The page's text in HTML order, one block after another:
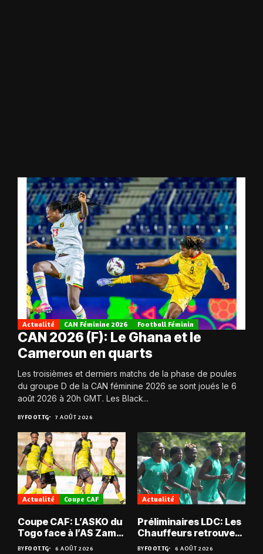
Actualité CAN Féminine 2026 Football Féminin
CAN 2026 (F): Le Ghana et le
Cameroun en quarts
Les troisièmes et derniers matchs de la phase de poules
du groupe D de la CAN féminine 2026 se sont joués le 6
août 2026 à 20h GMT. Les Black...
BYFOOT.TG 7 AOÛT 2026
Actualité Coupe CAF
Coupe CAF: L’ASKO du
Togo face à l’AS Zam
du Niger
BYFOOT.TG 6 AOÛT 2026
Actualité
Préliminaires LDC: Les
Chauffeurs retrouvent
les Mimos
BYFOOT.TG 6 AOÛT 2026